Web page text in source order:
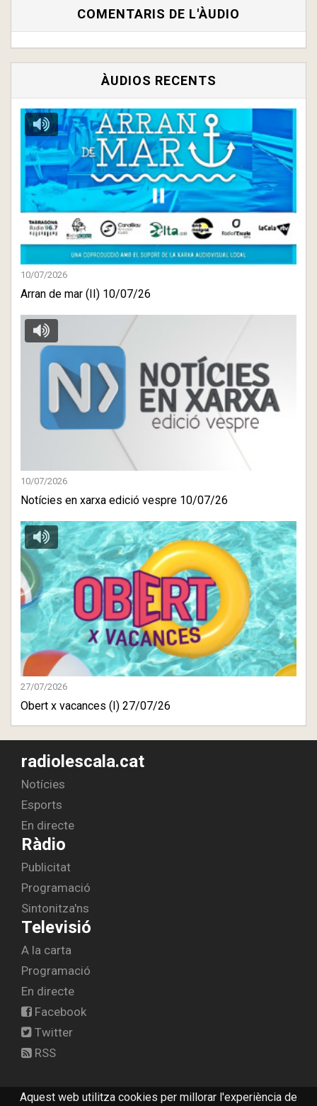
Aquest web utilitza cookies per millorar l'experiència de
COMENTARIS DE L'ÀUDIO
ÀUDIOS RECENTS
10/07/2026
Arran de mar (II) 10/07/26
10/07/2026
Notícies en xarxa edició vespre 10/07/26
27/07/2026
Obert x vacances (I) 27/07/26
radiolescala.cat
Notícies
Esports
En directe
Ràdio
Publicitat
Programació
Sintonitza'ns
Televisió
A la carta
Programació
En directe
Facebook
Twitter
RSS
© 2026 radiolescala.cat -Avís legal-Contactar